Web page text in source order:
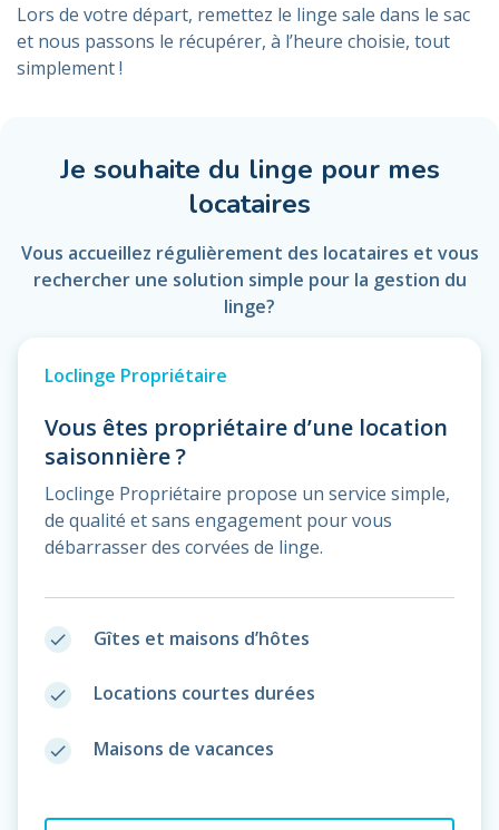
Lors de votre départ, remettez le linge sale dans le sac
et nous passons le récupérer, à l’heure choisie, tout
simplement !
Je souhaite du linge pour mes
locataires
Vous accueillez régulièrement des locataires et vous
rechercher une solution simple pour la gestion du
linge?
Loclinge Propriétaire
Vous êtes propriétaire d’une location
saisonnière ?
Loclinge Propriétaire propose un service simple,
de qualité et sans engagement pour vous
débarrasser des corvées de linge.
done Gîtes et maisons d’hôtes
done Locations courtes durées
done Maisons de vacances